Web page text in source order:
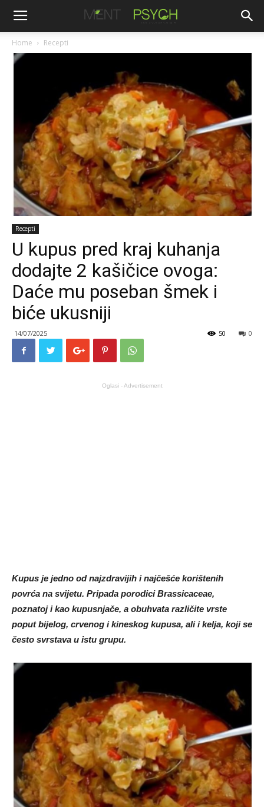
Home Recepti
Recepti
U kupus pred kraj kuhanja
dodajte 2 kašičice ovoga:
Daće mu poseban šmek i
biće ukusniji
14/07/2025 0
50
Oglasi - Advertisement
Kupus je jedno od najzdravijih i najčešće korištenih
povrća na svijetu. Pripada porodici Brassicaceae,
poznatoj i kao kupusnjače, a obuhvata različite vrste
poput bijelog, crvenog i kineskog kupusa, ali i kelja, koji se
često svrstava u istu grupu.